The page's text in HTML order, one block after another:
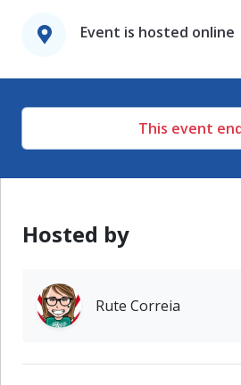
Event is hosted online
This event
Hosted by
Rute Correia